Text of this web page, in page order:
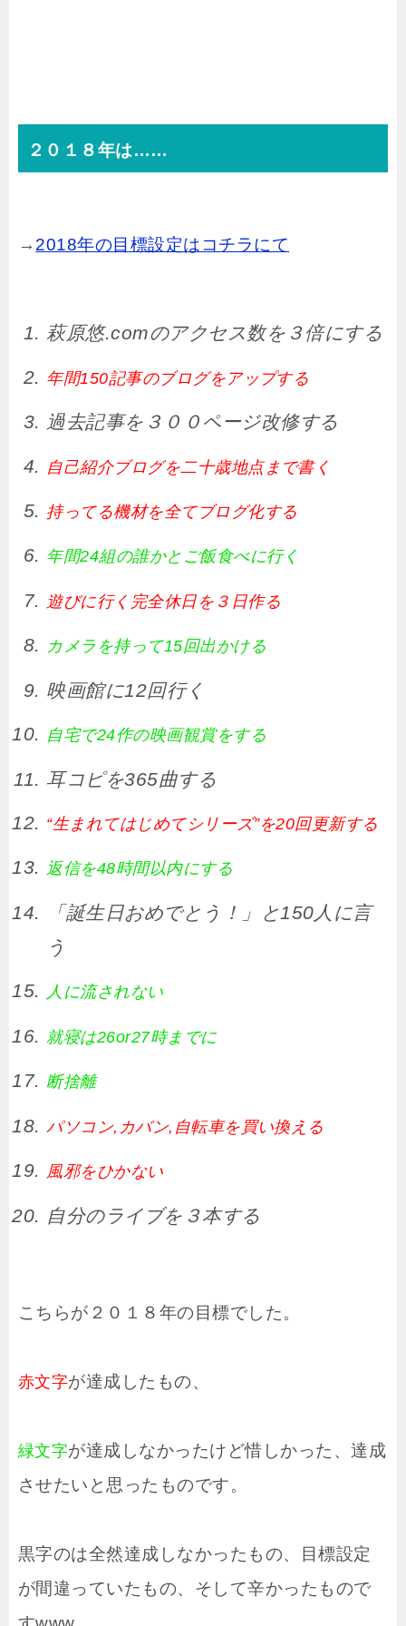
２０１８年は……
→ 2018年の目標設定はコチラにて
萩原悠.comのアクセス数を３倍にする
年間150記事のブログをアップする
過去記事を３００ページ改修する
自己紹介ブログを二十歳地点まで書く
持ってる機材を全てブログ化する
年間24組の誰かとご飯食べに行く
遊びに行く完全休日を３日作る
カメラを持って15回出かける
映画館に12回行く
自宅で24作の映画観賞をする
耳コピを365曲する
“生まれてはじめてシリーズ”を20回更新する
返信を48時間以内にする
「誕生日おめでとう！」と150人に言
う
人に流されない
就寝は26or27時までに
断捨離
パソコン,カバン,自転車を買い換える
風邪をひかない
自分のライブを３本する
こちらが２０１８年の目標でした。
赤文字が達成したもの、
緑文字が達成しなかったけど惜しかった、達成
させたいと思ったものです。
黒字のは全然達成しなかったもの、目標設定
が間違っていたもの、そして辛かったもので